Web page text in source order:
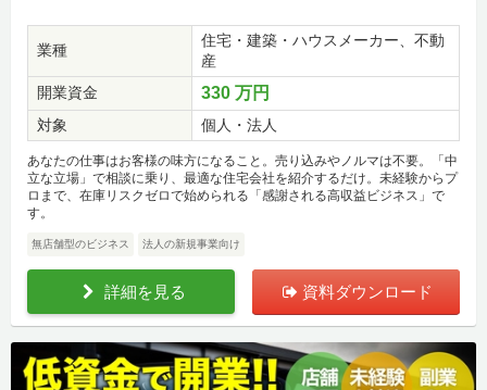
業種
住宅・建築・ハウスメーカー、不動
産
開業資金
330 万円
対象 個人・法人
あなたの仕事はお客様の味方になること。売り込みやノルマは不要。「中
立な立場」で相談に乗り、最適な住宅会社を紹介するだけ。未経験からプ
ロまで、在庫リスクゼロで始められる「感謝される高収益ビジネス」で
す。
無店舗型のビジネス 法人の新規事業向け
詳細を見る 資料ダウンロード